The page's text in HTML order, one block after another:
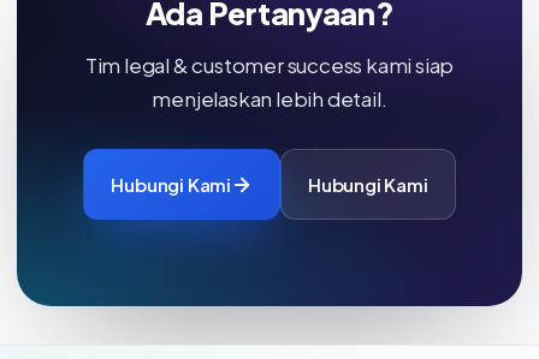
Ada Pertanyaan?
Tim legal & customer success kami siap
menjelaskan lebih detail.
Hubungi Kami Hubungi Kami